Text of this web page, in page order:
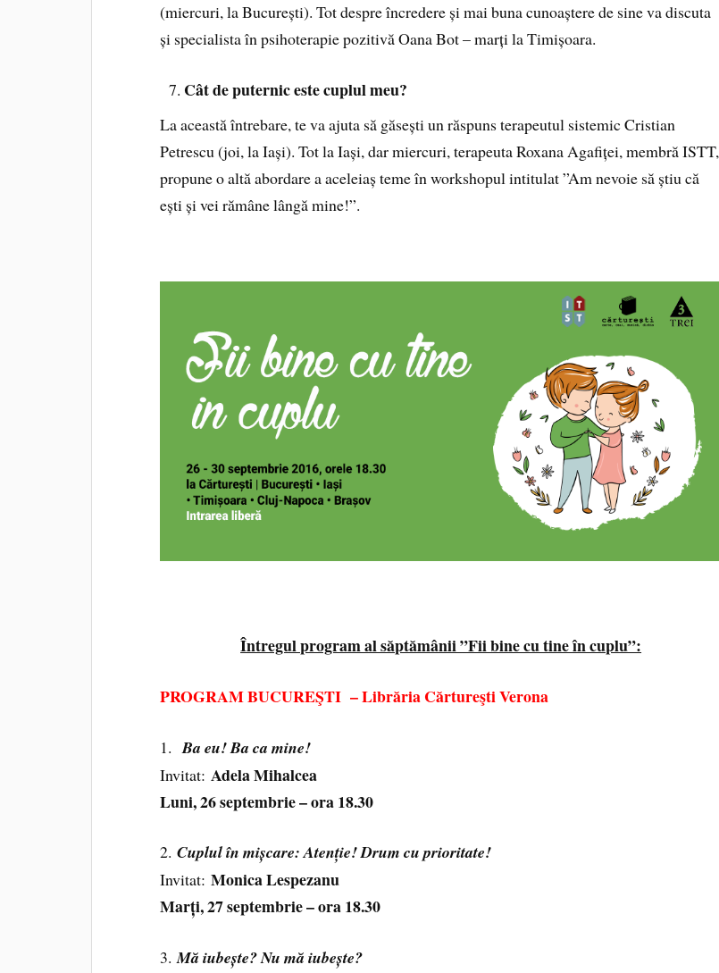
(miercuri, la București). Tot despre încredere și mai buna cunoaștere de sine va discuta
și specialista în psihoterapie pozitivă Oana Bot – marți la Timișoara.
Cât de puternic este cuplul meu?
La această întrebare, te va ajuta să găsești un răspuns terapeutul sistemic Cristian
Petrescu (joi, la Iași). Tot la Iași, dar miercuri, terapeuta Roxana Agafiței, membră ISTT,
propune o altă abordare a aceleiaș teme în workshopul intitulat ”Am nevoie să știu că
ești și vei rămâne lângă mine!”.
Întregul program al săptămânii ”Fii bine cu tine în cuplu”:
PROGRAM BUCUREŞTI – Librăria Cărtureşti Verona
1. Ba eu! Ba ca mine!
Invitat: Adela Mihalcea
Luni, 26 septembrie – ora 18.30
2. Cuplul în mișcare: Atenție! Drum cu prioritate!
Invitat:Monica Lespezanu
Marți, 27 septembrie – ora 18.30
3.Mă iubește? Nu mă iubește?